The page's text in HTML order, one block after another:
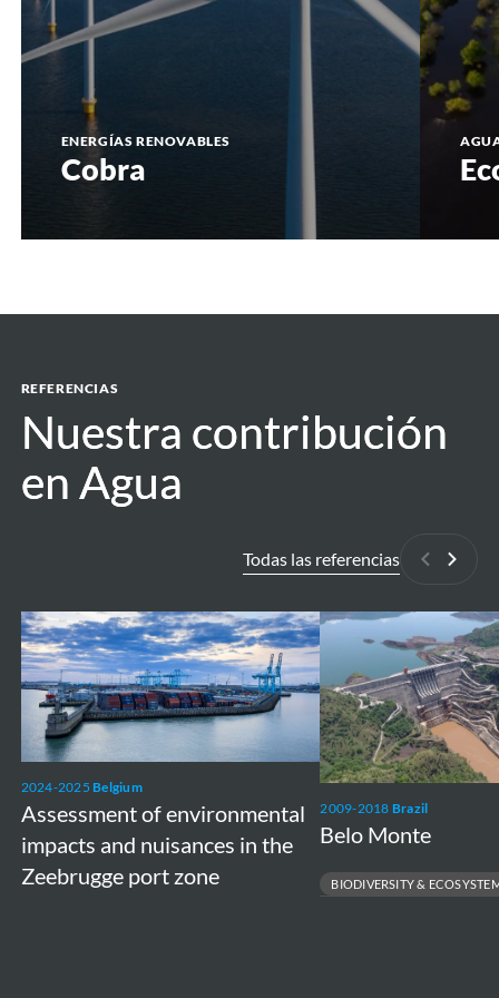
ENERGÍAS RENOVABLES
Cobra
REFERENCIAS
Nuestra contribución
en Agua
Nuestra contribución
en Agua
Todas las referencias
Anterior
2024-2025Belgium
Assessment of environmental
impacts and nuisances in the
Zeebrugge port zone
Assessment
of
environmental
impacts
and
nuisances
in
the
Zeebrugge
2009-2018 Brazil
Belo Monte
BIODIVERSITY &
Belo
Monte